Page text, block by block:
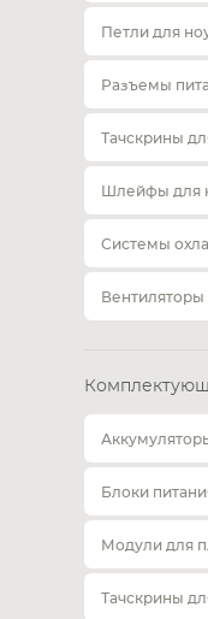
Петли для
Разъемы
Тачскрины
Шлейфы для
Системы
Вентиляторы
Блоки
Модули для
Тачскрины